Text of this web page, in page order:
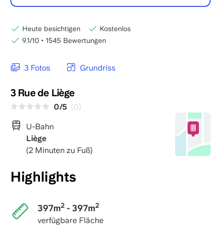
3 Fotos Grundriss
3 Rue de Liège
0/5 (0)
U-Bahn
Liège
(2 Minuten zu Fuß)
Highlights
397m2- 397m2
verfügbare Fläche
Heute besichtigen
Kostenlos
9.1/10 • 1545 Bewertungen